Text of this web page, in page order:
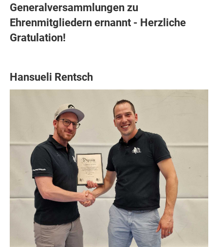
Generalversammlungen zu
Ehrenmitgliedern ernannt - Herzliche
Gratulation!
Hansueli Rentsch